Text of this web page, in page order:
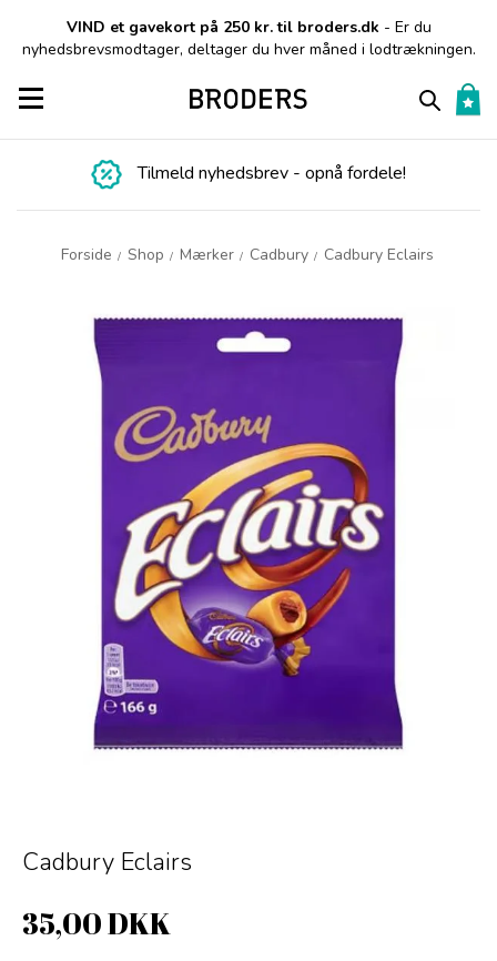
VIND et gavekort på 250 kr. til broders.dk - Er du
nyhedsbrevsmodtager, deltager du hver måned i lodtrækningen.
Toggle navigation
Tilmeld nyhedsbrev - opnå fordele!
Forside / Shop / Mærker / Cadbury / Cadbury Eclairs
Cadbury Eclairs
35,00 DKK